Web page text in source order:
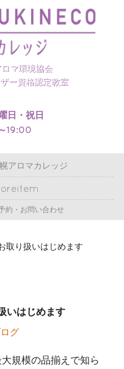
マ環境協会
ー資格認定教室
ージを開設いたしまし
日・祝日
19:00
アロマカレッジ
約・お問い合わせ
取り扱いはじめます
いはじめます
グ
規模の品揃えで知ら